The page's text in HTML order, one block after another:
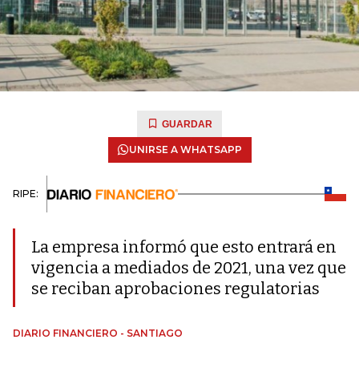
GUARDAR
UNIRSE A WHATSAPP
RIPE:
La empresa informó que esto entrará en
vigencia a mediados de 2021, una vez que
se reciban aprobaciones regulatorias
DIARIO FINANCIERO - SANTIAGO